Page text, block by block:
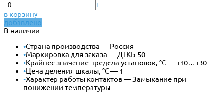
-
+
в корзину
добавлено
В наличии
•Страна производства — Россия
•Маркировка для заказа — ДТКБ-50
•Крайнее значение предела установок, °С — +10…+30
•Цена деления шкалы, °С — 1
•Характер работы контактов — Замыкание при
понижении температуры